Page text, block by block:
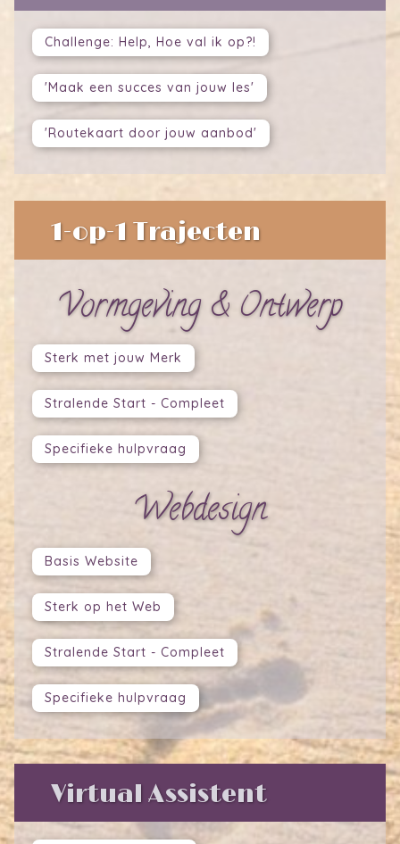
Challenge: Help, Hoe val ik op?!
'Maak een succes van jouw les'
'Routekaart door jouw aanbod'
1-op-1 Trajecten
Vormgeving & Ontwerp
Sterk met jouw Merk
Stralende Start - Compleet
Specifieke hulpvraag
Webdesign
Basis Website
Sterk op het Web
Stralende Start - Compleet
Specifieke hulpvraag
Virtual Assistent